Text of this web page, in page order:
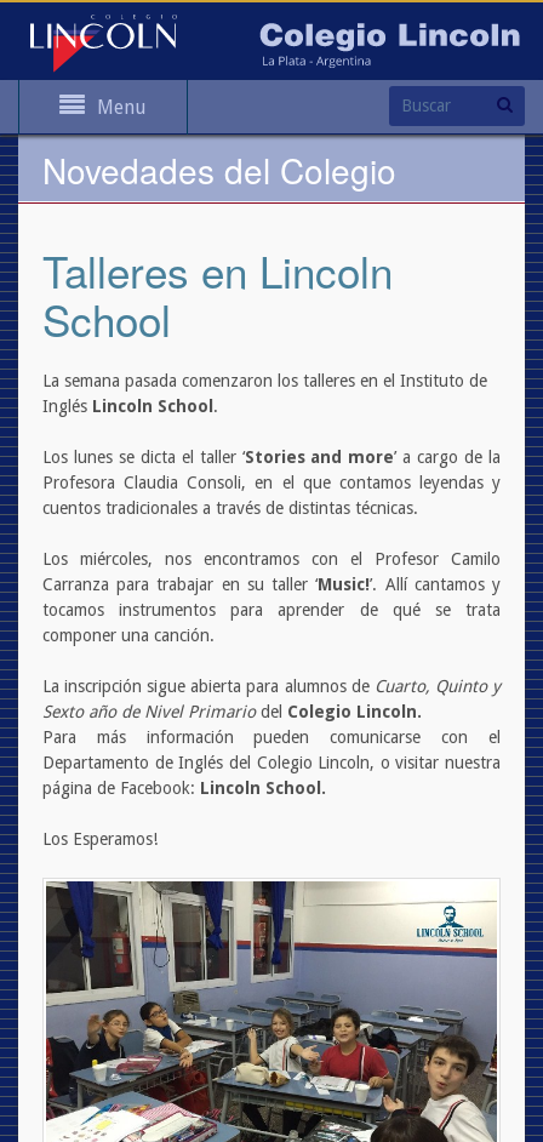
Menu
Novedades del Colegio
Talleres en Lincoln
School
La semana pasada comenzaron los talleres en el Instituto de
Inglés Lincoln School .
Los lunes se dicta el taller ‘Stories and more’ a cargo de la
Profesora Claudia Consoli, en el que contamos leyendas y
cuentos tradicionales a través de distintas técnicas.
Los miércoles, nos encontramos con el Profesor Camilo
Carranza para trabajar en su taller ‘Music!’. Allí cantamos y
tocamos instrumentos para aprender de qué se trata
componer una canción.
La inscripción sigue abierta para alumnos de Cuarto, Quinto y
Sexto año de Nivel Primariodel Colegio Lincoln.
Para más información pueden comunicarse con el
Departamento de Inglés del Colegio Lincoln, o visitar nuestra
página de Facebook: Lincoln School.
Los Esperamos!